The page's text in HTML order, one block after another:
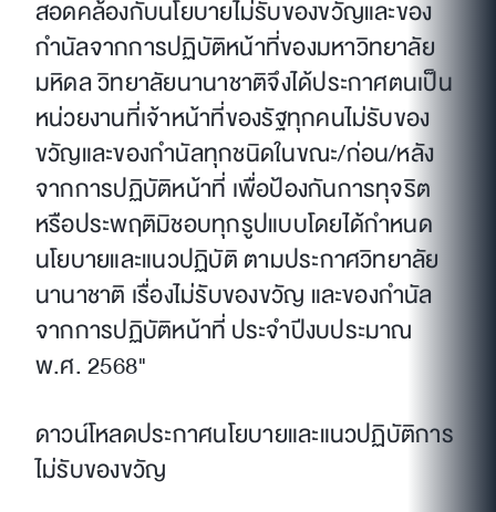
สอดคล้องกับนโยบายไม่รับของขวัญและของ
กำนัลจากการปฏิบัติหน้าที่ของมหาวิทยาลัย
มหิดล วิทยาลัยนานาชาติจึงได้ประกาศตนเป็น
หน่วยงานที่เจ้าหน้าที่ของรัฐทุกคนไม่รับของ
ขวัญและของกำนัลทุกชนิดในขณะ/ก่อน/หลัง
จากการปฏิบัติหน้าที่ เพื่อป้องกันการทุจริต
หรือประพฤติมิชอบทุกรูปแบบโดยได้กำหนด
นโยบายและแนวปฏิบัติ ตามประกาศวิทยาลัย
นานาชาติ เรื่องไม่รับของขวัญ และของกำนัล
จากการปฏิบัติหน้าที่ ประจำปีงบประมาณ
พ.ศ. 2568"
ดาวน์โหลดประกาศนโยบายและแนวปฏิบัติการ
ไม่รับของขวัญ